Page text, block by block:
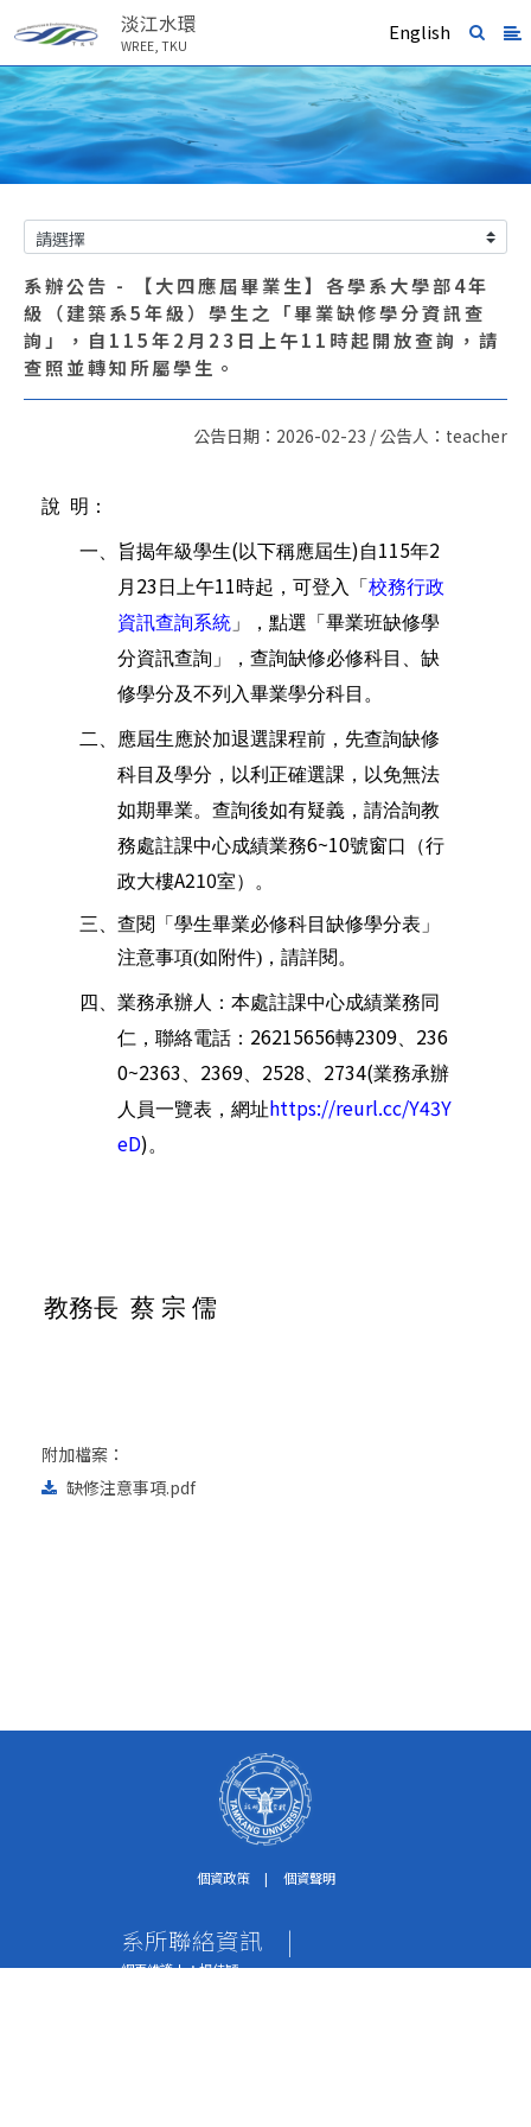
淡江水環
WREE, TKU
English
系辦公告 - 【大四應屆畢業生】各學系大學部4年
級（建築系5年級）學生之「畢業缺修學分資訊查
詢」，自115年2月23日上午11時起開放查詢，請
查照並轉知所屬學生。
公告日期：2026-02-23 / 公告人：teacher
說 明：
一、 旨揭年級學生( 以下稱應屆生)自115年2
月 23 日上午11時起，可登入「 校務行政
資訊查詢系統 」，點選「畢業班缺修學
分資訊查詢」，查詢缺修必修科目、缺
修學分及不列入畢業學分科目。
二、應屆生應於加退選課程前，先查詢缺修
科目及學分，以利正確選課，以免無法
如期畢業。查詢後如有疑義，請洽詢教
務處註課中心成績業務6~10號窗口（行
政大樓A210室）。
三、查閱「學生畢業必修科目缺修學分表」
注意事項(如附件) ，請詳閱 。
四、 業務承辦人：本處註課中心成績業務同
仁， 聯絡電話： 26215656轉2309
236
0~2363
2369 2528 2734(業務承辦
人員一覽表，網址https://reurl.cc/Y43Y
eD)。
教務長 蔡 宗 儒
附加檔案：
缺修注意事項.pdf
個資政策 | 個資聲明
系所聯絡資訊 |
網頁維護人：楊佳穎